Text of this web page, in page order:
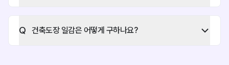
Q 건축도장 일감은 어떻게 구하나요?